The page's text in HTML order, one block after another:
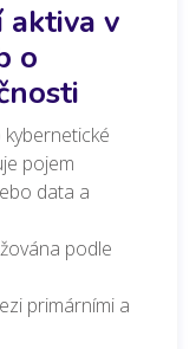
aktiva v
o
pojem
data a
podle
primárními a